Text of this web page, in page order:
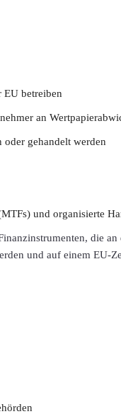
EU betreiben
an
oder gehandelt werden
und organisierte
die
und auf einem EU-